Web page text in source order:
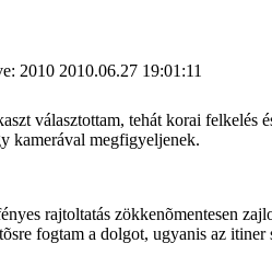
2010 2010.06.27 19:01:11
választottam, tehát korai
kamerával megfigyeljenek.
rajtoltatás zökkenõmentesen
fogtam a dolgot, ugyanis az